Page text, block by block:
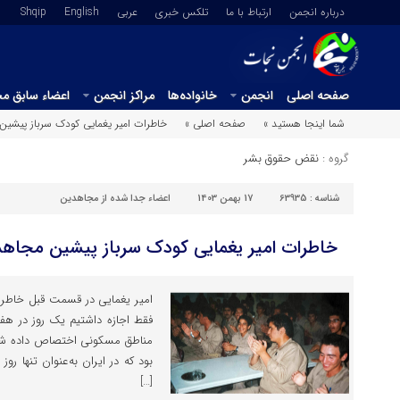
درباره انجمن ارتباط با ما تلکس خبری عربي English
Shqip
صفحه اصلی انجمن خانواده‌ها مراکز انجمن اعضاء سابق
شما اینجا هستید » صفحه اصلی » خاطرات امیر یغمایی کودک سرباز
گروه : نقض حقوق بشر
شناسه : 63935 17 بهمن 1403 اعضاء جدا شده از مجاهدین
خاطرات امیر یغمایی کودک سرباز پیشین
امیر یغمایی در قسمت قبل
فقط اجازه داشتیم یک روز در
مناطق مسکونی اختصاص داده
بود که در ایران به‌عنوان تنها
[…]